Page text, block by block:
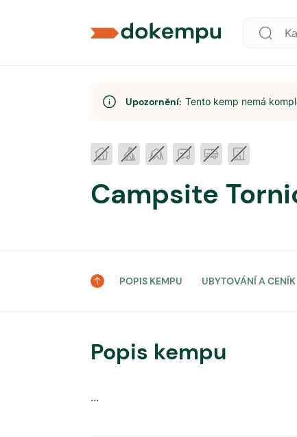
Upozornění: Tento kemp nemá
Campsite
POPIS KEMPU UBYTOVÁNÍ A CENÍK
Popis kempu
...